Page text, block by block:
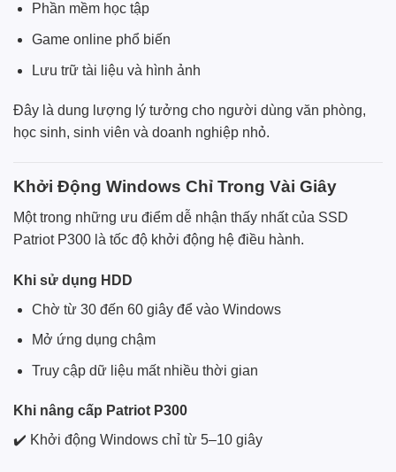
Phần mềm học tập
Game online phổ biến
Lưu trữ tài liệu và hình ảnh
Đây là dung lượng lý tưởng cho người dùng văn phòng,
học sinh, sinh viên và doanh nghiệp nhỏ.
Khởi Động Windows Chỉ Trong Vài Giây
Một trong những ưu điểm dễ nhận thấy nhất của SSD
Patriot P300 là tốc độ khởi động hệ điều hành.
Khi sử dụng HDD
Chờ từ 30 đến 60 giây để vào Windows
Mở ứng dụng chậm
Truy cập dữ liệu mất nhiều thời gian
Khi nâng cấp Patriot P300
✔️ Khởi động Windows chỉ từ 5–10 giây